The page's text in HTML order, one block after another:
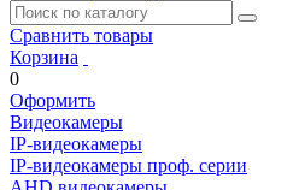
Сравнить товары
Корзина
0
Оформить
Видеокамеры
IP-видеокамеры
IP-видеокамеры проф. серии